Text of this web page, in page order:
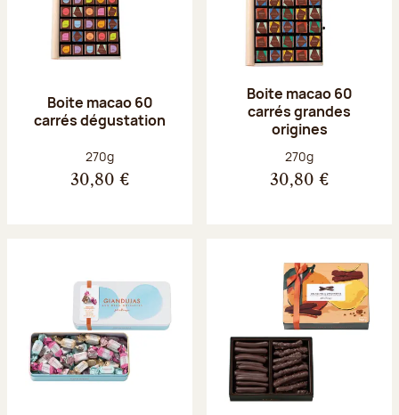
Boite macao 60
carrés dégustation
Poids net :
270g
30,80 €
Boite macao 60
carrés grandes
origines
Poids net :
270g
30,80 €